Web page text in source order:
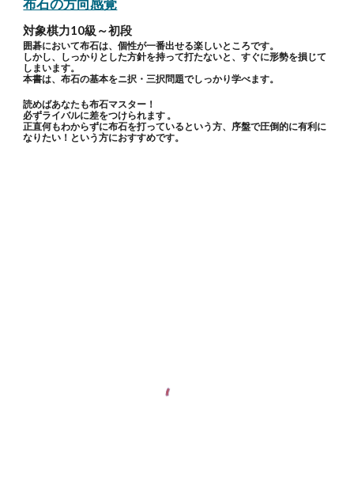
布石の方向感覚
対象棋力10級～初段
囲碁において布石は、個性が一番出せる楽しいところです。
しかし、しっかりとした方針を持って打たないと、すぐに形勢を損じて
しまいます。
本書は、布石の基本をニ択・三択問題でしっかり学べます。
読めばあなたも布石マスター！
必ずライバルに差をつけられます 。
正直何もわからずに布石を打っているという方、序盤で圧倒的に有利に
なりたい！という方におすすめです。